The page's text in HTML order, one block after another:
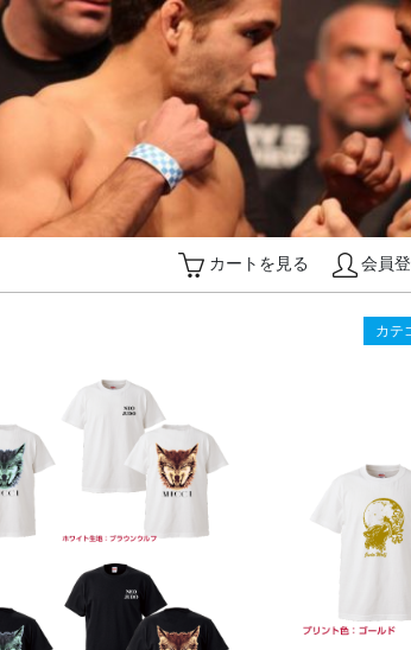
カートを見る 会員
カテ